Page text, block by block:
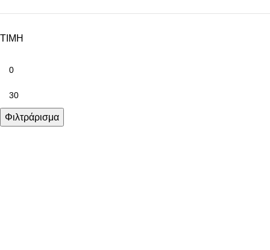
ΤΙΜΗ
Φιλτράρισμα